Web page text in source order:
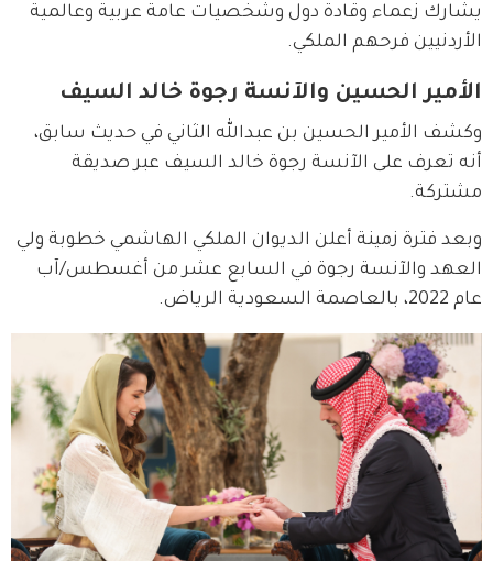
يشارك زعماء وقادة دول وشخصيات عامة عربية وعالمية
الأردنيين فرحهم الملكي.
الأمير الحسين والآنسة رجوة خالد السيف
وكشف الأمير الحسين بن عبدالله الثاني في حديث سابق،
أنه تعرف على الآنسة رجوة خالد السيف عبر صديقة
مشتركة.
وبعد فترة زمينة أعلن الديوان الملكي الهاشمي خطوبة ولي
العهد والآنسة رجوة في السابع عشر من أغسطس/آب
عام 2022، بالعاصمة السعودية الرياض.